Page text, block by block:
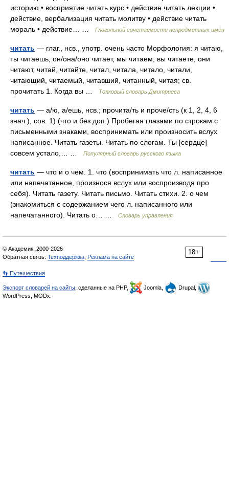
историю • восприятие читать курс • действие читать лекции •
действие, вербализация читать молитву • действие читать
мораль • действие… …
Глагольной сочетаемости непредметных имён
читать — глаг., нсв., употр. очень часто Морфология: я читаю,
ты читаешь, он/она/оно читает, мы читаем, вы читаете, они
читают, читай, читайте, читал, читала, читало, читали,
читающий, читаемый, читавший, читанный, читая; св.
прочитать 1. Когда вы …
Толковый словарь Дмитриева
читать — а/ю, а/ешь, нсв.; прочита/ть и проче/сть (к 1, 2, 4, 6
знач.), сов. 1) (что и без доп.) Пробегая глазами по строкам с
письменными знаками, воспринимать или произносить вслух
написанное. Читать газеты. Читать по слогам. Ты [сердце]
совсем устало,… …
Популярный словарь русского языка
читать — что и о чем. 1. что (воспринимать что л. написанное
или напечатанное, произнося вслух или воспроизводя про
себя). Читать газету. Читать письмо. Читать стихи. 2. о чем
(знакомиться с содержанием чего л. написанного или
напечатанного). Читать о… …
Словарь управления
18+
© Академик, 2000-2026
Обратная связь: Техподдержка Реклама на сайте
👣 Путешествия
Экспорт словарей на сайты , сделанные на PHP, Joomla,
Drupal,
WordPress, MODx.